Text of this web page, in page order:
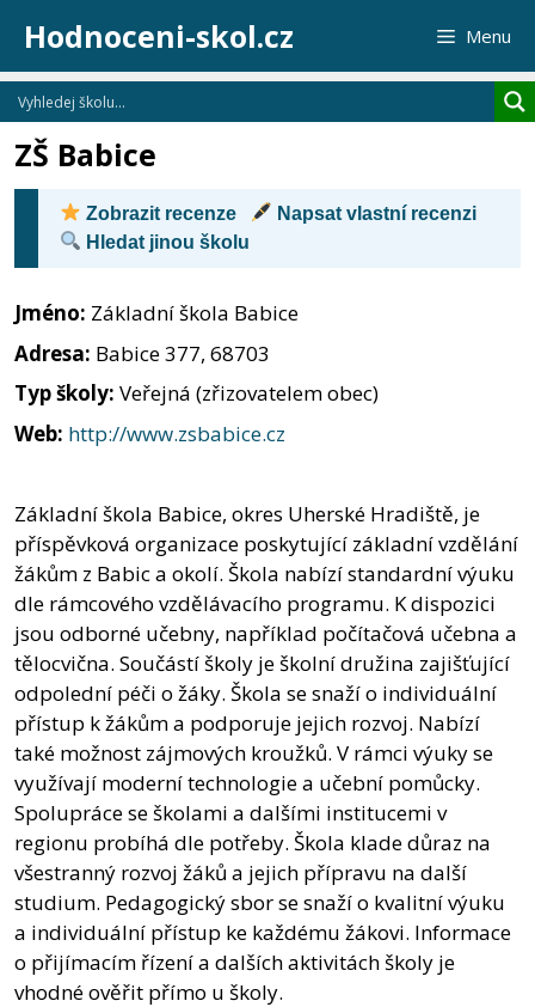
obsah
Hodnoceni-skol.cz Menu
ZŠ Babice
Zobrazit recenze
Napsat vlastní recenzi
Hledat jinou školu
Jméno: Základní škola Babice
Adresa: Babice 377, 68703
Typ školy: Veřejná (zřizovatelem obec)
Web: http://www.zsbabice.cz
Základní škola Babice, okres Uherské Hradiště, je
příspěvková organizace poskytující základní vzdělání
žákům z Babic a okolí. Škola nabízí standardní výuku
dle rámcového vzdělávacího programu. K dispozici
jsou odborné učebny, například počítačová učebna a
tělocvična. Součástí školy je školní družina zajišťující
odpolední péči o žáky. Škola se snaží o individuální
přístup k žákům a podporuje jejich rozvoj. Nabízí
také možnost zájmových kroužků. V rámci výuky se
využívají moderní technologie a učební pomůcky.
Spolupráce se školami a dalšími institucemi v
regionu probíhá dle potřeby. Škola klade důraz na
všestranný rozvoj žáků a jejich přípravu na další
studium. Pedagogický sbor se snaží o kvalitní výuku
a individuální přístup ke každému žákovi. Informace
o přijímacím řízení a dalších aktivitách školy je
vhodné ověřit přímo u školy.